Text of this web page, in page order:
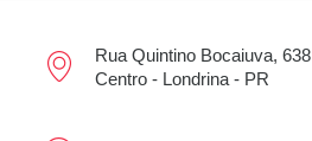
Rua Quintino Bocaiuva, 638
Centro - Londrina - PR